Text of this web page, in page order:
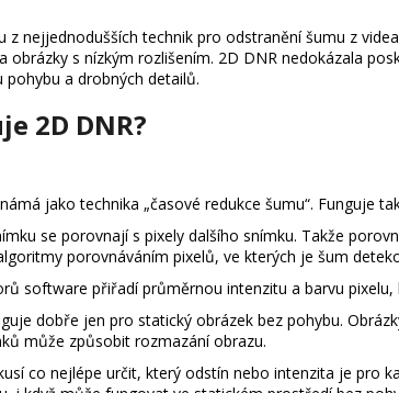
z nejjednodušších technik pro odstranění šumu z
obrázky s nízkým rozlišením. 2D DNR nedokázala
a drobných detailů.
2D DNR?
jako technika „časové redukce šumu“. Funguje
se porovnají s pixely dalšího snímku. Takže
porovnáváním pixelů, ve kterých je šum
software přiřadí průměrnou intenzitu a barvu pixelu,
dobře jen pro statický obrázek bez pohybu.
může způsobit rozmazání obrazu.
co nejlépe určit, který odstín nebo intenzita je pro